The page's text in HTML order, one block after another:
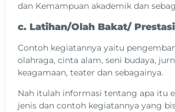
dan Kemampuan akademik dan
c. Latihan/Olah Bakat/ Prestasi
Contoh kegiatannya yaitu
olahraga, cinta alam, seni budaya,
keagamaan, teater dan sebagainya.
Nah itulah informasi tentang apa itu
jenis dan contoh kegiatannya yang